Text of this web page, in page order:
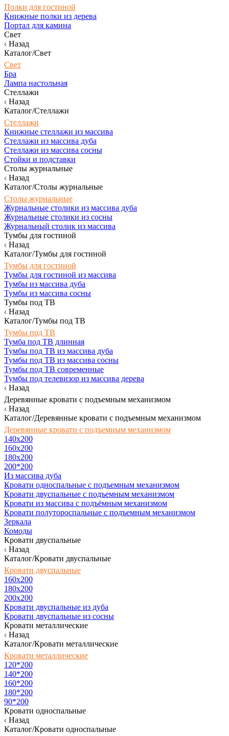
Полки для гостиной
Книжные полки из дерева
Портал для камина
Свет
Назад
Каталог/Свет
Свет
Бра
Лампа настольная
Стеллажи
Назад
Каталог/Стеллажи
Стеллажи
Книжные стеллажи из массива
Стеллажи из массива дуба
Стеллажи из массива сосны
Стойки и подставки
Столы журнальные
Назад
Каталог/Столы журнальные
Столы журнальные
Журнальные столики из массива дуба
Журнальные столики из сосны
Журнальный столик из массива
Тумбы для гостиной
Назад
Каталог/Тумбы для гостиной
Тумбы для гостиной
Тумбы для гостиной из массива
Тумбы из массива дуба
Тумбы из массива сосны
Тумбы под ТВ
Назад
Каталог/Тумбы под ТВ
Тумбы под ТВ
Тумба под ТВ длинная
Тумбы под ТВ из массива дуба
Тумбы под ТВ из массива сосны
Тумбы под ТВ современные
Тумбы под телевизор из массива дерева
Назад
Деревянные кровати с подъемным механизмом
Назад
Каталог/Деревянные кровати с подъемным механизмом
Деревянные кровати с подъемным механизмом
140x200
160х200
180х200
200*200
Из массива дуба
Кровати односпальные с подъемным механизмом
Кровати двуспальные с подъемным механизмом
Кровати из массива с подъёмным механизмом
Кровати полутороспальные с подъемным механизмом
Зеркала
Комоды
Кровати двуспальные
Назад
Каталог/Кровати двуспальные
Кровати двуспальные
160х200
180x200
200x200
Кровати двуспальные из дуба
Кровати двуспальные из сосны
Кровати металлические
Назад
Каталог/Кровати металлические
Кровати металлические
120*200
140*200
160*200
180*200
90*200
Кровати односпальные
Назад
Каталог/Кровати односпальные